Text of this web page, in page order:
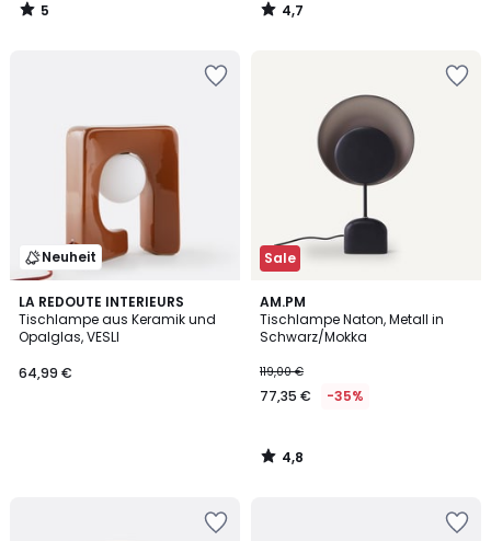
5
/
4,7
/
Neuheit
LA REDOUTE INTERIEURS
Tischlampe aus Keramik und
Opalglas, VESLI
64,99 €
Sale
AM.PM
Tischlampe Naton, Metall in
Schwarz/Mokka
119,00 €
77,35 € -35%
4,8
/ 5
4,8
/